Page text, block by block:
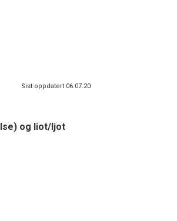
Sist oppdatert 06.07.20
og liot/ljot